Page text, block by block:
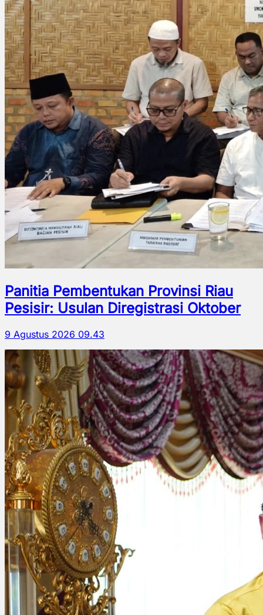
Panitia Pembentukan Provinsi Riau
Pesisir: Usulan Diregistrasi Oktober
9 Agustus 2026 09.43